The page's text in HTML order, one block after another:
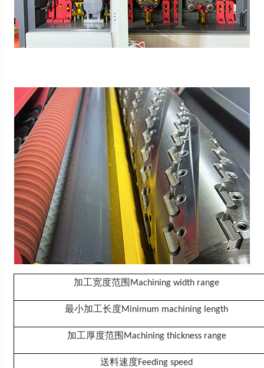
加工宽度范围 Machining width range
最小加工长度Minimum machining length
加工厚度范围 Machining thickness range
送料速度Feeding speed